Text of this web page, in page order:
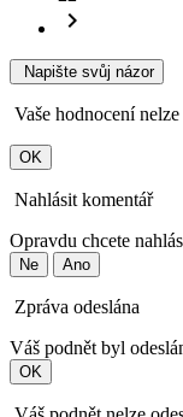
chevron_right
Napište svůj názor
Vaše hodnocení
OK
Nahlásit komentář
Opravdu chcete
Ne Ano
Zpráva odeslána
Váš podnět byl
OK